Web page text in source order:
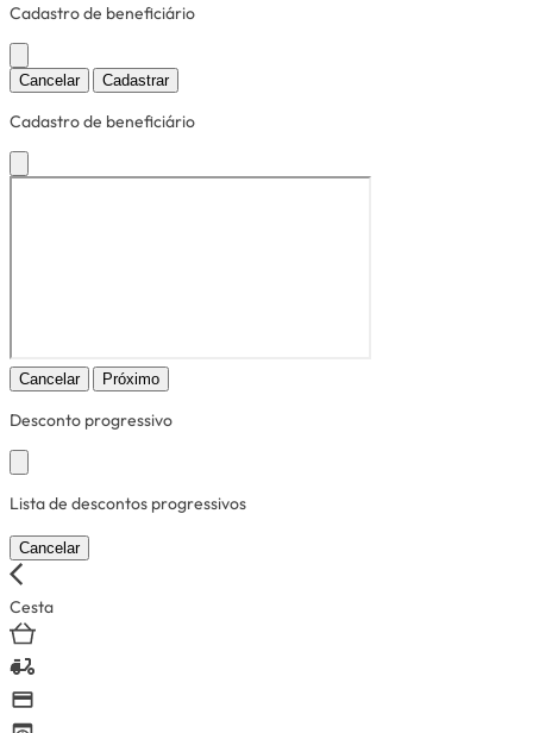
Cadastro de beneficiário
Cancelar Cadastrar
Cadastro de beneficiário
Cancelar Próximo
Desconto progressivo
Lista de descontos progressivos
Cancelar
Cesta